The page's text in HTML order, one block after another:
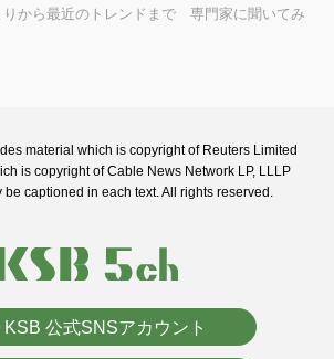
りから最近のトレンドまで 専門家に聞いてみ
material which is copyright of Reuters Limited
is copyright of Cable News Network LP, LLLP
be captioned in each text. All rights reserved.
KSB 公式SNSアカウント